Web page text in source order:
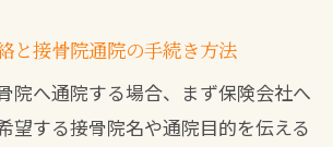
院回数を見極めるためのポイン
院で慰謝料や請求への影響を確
と接骨院通院の手続き方法
院へ通院する場合、まず保険会社へ
望する接骨院名や通院目的を伝える